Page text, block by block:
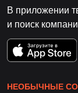
В приложении
и поиск
НЕОБЫЧНЫЕ